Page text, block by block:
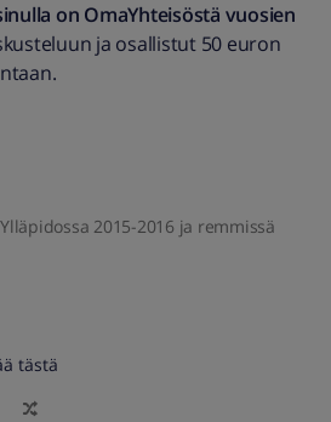
on OmaYhteisöstä vuosien
ja osallistut 50 euron
2015-2016 ja remmissä
tästä